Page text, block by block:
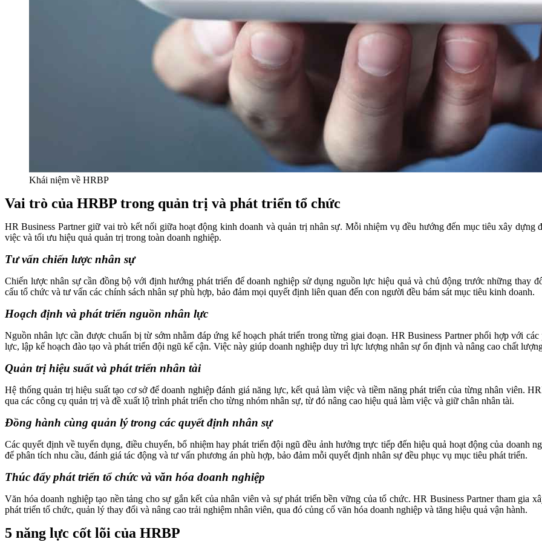
Khái niệm về HRBP
Vai trò của HRBP trong quản trị và phát triển tổ chức
HR Business Partner giữ vai trò kết nối giữa hoạt động kinh doanh và quản trị nhân sự. Mỗi nhiệm vụ đều hướng đến mục tiêu xây dựng
việc và tối ưu hiệu quả quản trị trong toàn doanh nghiệp.
Tư vấn chiến lược nhân sự
Chiến lược nhân sự cần đồng bộ với định hướng phát triển để doanh nghiệp sử dụng nguồn lực hiệu quả và chủ động trước những thay
cấu tổ chức và tư vấn các chính sách nhân sự phù hợp, bảo đảm mọi quyết định liên quan đến con người đều bám sát mục tiêu kinh doanh.
Hoạch định và phát triển nguồn nhân lực
Nguồn nhân lực cần được chuẩn bị từ sớm nhằm đáp ứng kế hoạch phát triển trong từng giai đoạn. HR Business Partner phối hợp với
lực, lập kế hoạch đào tạo và phát triển đội ngũ kế cận. Việc này giúp doanh nghiệp duy trì lực lượng nhân sự ổn định và nâng cao chất
Quản trị hiệu suất và phát triển nhân tài
Hệ thống quản trị hiệu suất tạo cơ sở để doanh nghiệp đánh giá năng lực, kết quả làm việc và tiềm năng phát triển của từng nhân viên.
qua các công cụ quản trị và đề xuất lộ trình phát triển cho từng nhóm nhân sự, từ đó nâng cao hiệu quả làm việc và giữ chân nhân tài.
Đồng hành cùng quản lý trong các quyết định nhân sự
Các quyết định về tuyển dụng, điều chuyển, bổ nhiệm hay phát triển đội ngũ đều ảnh hưởng trực tiếp đến hiệu quả hoạt động của doanh
để phân tích nhu cầu, đánh giá tác động và tư vấn phương án phù hợp, bảo đảm mỗi quyết định nhân sự đều phục vụ mục tiêu phát triển.
Thúc đẩy phát triển tổ chức và văn hóa doanh nghiệp
Văn hóa doanh nghiệp tạo nền tảng cho sự gắn kết của nhân viên và sự phát triển bền vững của tổ chức. HR Business Partner tham
phát triển tổ chức, quản lý thay đổi và nâng cao trải nghiệm nhân viên, qua đó củng cố văn hóa doanh nghiệp và tăng hiệu quả vận hành.
5 năng lực cốt lõi của HRBP